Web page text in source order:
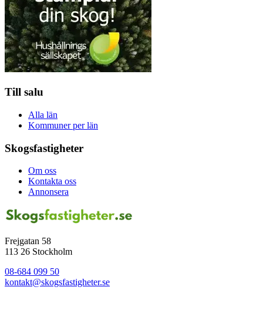
Till salu
Alla län
Kommuner per län
Skogsfastigheter
Om oss
Kontakta oss
Annonsera
Frejgatan 58
113 26 Stockholm
08-684 099 50
kontakt@skogsfastigheter.se